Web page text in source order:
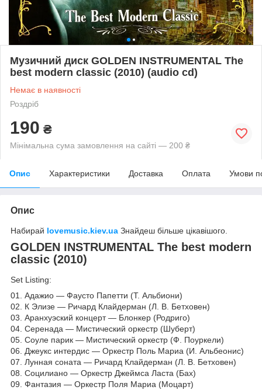
Музичний диск GOLDEN INSTRUMENTAL The
best modern classic (2010) (audio cd)
Немає в наявності
Роздріб
190 ₴
Мінімальна сума замовлення на сайті — 200 ₴
Опис Характеристики Доставка Оплата Умови
Опис
Набирай lovemusic.kiev.ua Знайдеш більше цікавішого.
GOLDEN INSTRUMENTAL The best modern
classic (2010)
Set Listing:
01. Адажио ― Фаусто Папетти (Т. Альбиони)
02. К Элизе ― Ричард Клайдерман (Л. В. Бетховен)
03. Аранхуэский концерт ― Блонкер (Родриго)
04. Серенада ― Мистический оркестр (Шуберт)
05. Соуле парик ― Мистический оркестр (Ф. Поуркели)
06. Джеукс интердис ― Оркестр Поль Мариа (И. Альбеонис)
07. Лунная соната ― Ричард Клайдерман (Л. В. Бетховен)
08. Социлиано ― Оркестр Джеймса Ласта (Бах)
09. Фантазия ― Оркестр Поля Мариа (Моцарт)